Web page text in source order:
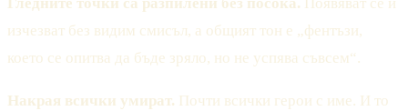
изчезват без видим смисъл, а общият тон е „фентъзи,
което се опитва да бъде зряло, но не успява съвсем“.
Накрая всички умират. Почти всички герои с име. И то